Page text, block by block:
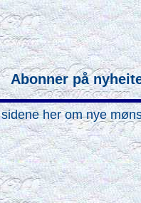
Abonner på
her om nye